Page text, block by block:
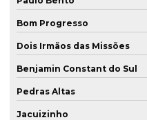
Bom Progresso
Dois Irmãos das Missões
Benjamin Constant do Sul
Pedras Altas
Jacuizinho